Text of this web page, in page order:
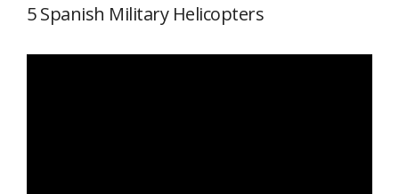
5 Spanish Military Helicopters